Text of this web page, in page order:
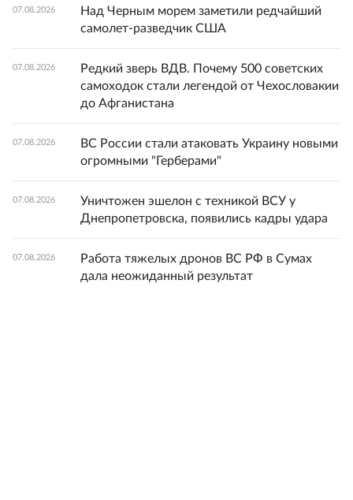
07.08.2026
Над Черным морем заметили редчайший
самолет-разведчик США
07.08.2026
Редкий зверь ВДВ. Почему 500 советских
самоходок стали легендой от Чехословакии
до Афганистана
07.08.2026
ВС России стали атаковать Украину новыми
огромными "Герберами"
07.08.2026
Уничтожен эшелон с техникой ВСУ у
Днепропетровска, появились кадры удара
07.08.2026
Работа тяжелых дронов ВС РФ в Сумах
дала неожиданный результат